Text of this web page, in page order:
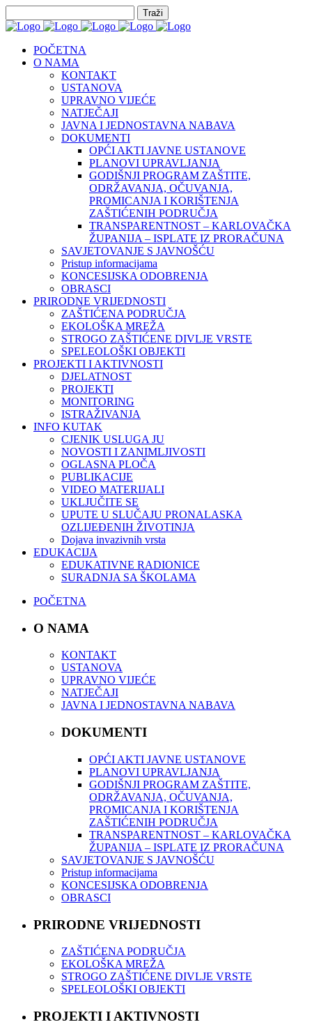
POČETNA
O NAMA
KONTAKT
USTANOVA
UPRAVNO VIJEĆE
NATJEČAJI
JAVNA I JEDNOSTAVNA NABAVA
DOKUMENTI
OPĆI AKTI JAVNE USTANOVE
PLANOVI UPRAVLJANJA
GODIŠNJI PROGRAM ZAŠTITE,
ODRŽAVANJA, OČUVANJA,
PROMICANJA I KORIŠTENJA
ZAŠTIĆENIH PODRUČJA
TRANSPARENTNOST – KARLOVAČKA
ŽUPANIJA – ISPLATE IZ PRORAČUNA
SAVJETOVANJE S JAVNOŠĆU
Pristup informacijama
KONCESIJSKA ODOBRENJA
OBRASCI
PRIRODNE VRIJEDNOSTI
ZAŠTIĆENA PODRUČJA
EKOLOŠKA MREŽA
STROGO ZAŠTIĆENE DIVLJE VRSTE
SPELEOLOŠKI OBJEKTI
PROJEKTI I AKTIVNOSTI
DJELATNOST
PROJEKTI
MONITORING
ISTRAŽIVANJA
INFO KUTAK
CJENIK USLUGA JU
NOVOSTI I ZANIMLJIVOSTI
OGLASNA PLOČA
PUBLIKACIJE
VIDEO MATERIJALI
UKLJUČITE SE
UPUTE U SLUČAJU PRONALASKA
OZLIJEĐENIH ŽIVOTINJA
Dojava invazivnih vrsta
EDUKACIJA
EDUKATIVNE RADIONICE
SURADNJA SA ŠKOLAMA
POČETNA
O NAMA
KONTAKT
USTANOVA
UPRAVNO VIJEĆE
NATJEČAJI
JAVNA I JEDNOSTAVNA NABAVA
DOKUMENTI
OPĆI AKTI JAVNE USTANOVE
PLANOVI UPRAVLJANJA
GODIŠNJI PROGRAM ZAŠTITE,
ODRŽAVANJA, OČUVANJA,
PROMICANJA I KORIŠTENJA
ZAŠTIĆENIH PODRUČJA
TRANSPARENTNOST – KARLOVAČKA
ŽUPANIJA – ISPLATE IZ PRORAČUNA
SAVJETOVANJE S JAVNOŠĆU
Pristup informacijama
KONCESIJSKA ODOBRENJA
OBRASCI
PRIRODNE VRIJEDNOSTI
ZAŠTIĆENA PODRUČJA
EKOLOŠKA MREŽA
STROGO ZAŠTIĆENE DIVLJE VRSTE
SPELEOLOŠKI OBJEKTI
PROJEKTI I AKTIVNOSTI